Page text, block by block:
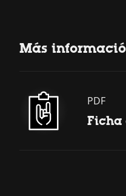
Más
PDF
Ficha